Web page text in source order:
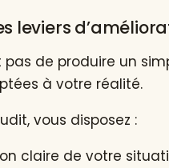
leviers
pas de produire un
à votre réalité.
vous disposez :
claire de votre